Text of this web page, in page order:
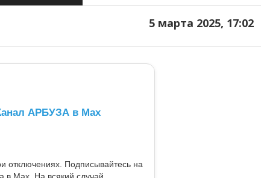
5 марта 2025, 17:02
АРБУЗА в Max
отключениях. Подписывайтесь на